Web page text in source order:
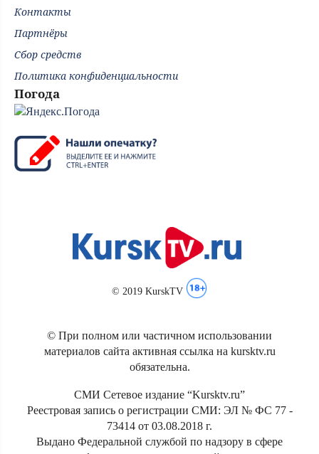
Контакты
Партнёры
Сбор средств
Политика конфиденциальности
Погода
© 2019 KurskTV
© При полном или частичном использовании
материалов сайта активная ссылка на kursktv.ru
обязательна.
СМИ Сетевое издание “Kursktv.ru”
Реестровая запись о регистрации СМИ: ЭЛ № ФС 77 -
73414 от 03.08.2018 г.
Выдано Федеральной службой по надзору в сфере